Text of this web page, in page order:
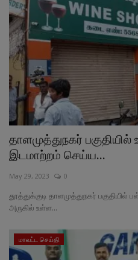
தாளமுத்துநகர்
இடமாற்றம் செய்ய...
May 29, 2023 0
தூத்துக்குடி தாளமுத்துநகர்
அருகில் உள்ள...
மாவட்ட செய்தி